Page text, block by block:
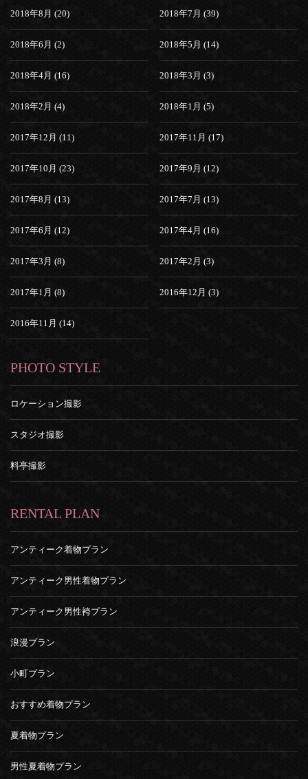
2018年8月 (20) 2018年7月 (39)
2018年6月 (2) 2018年5月 (14)
2018年4月 (16) 2018年3月 (3)
2018年2月 (4) 2018年1月 (5)
2017年12月 (11) 2017年11月 (17)
2017年10月 (23) 2017年9月 (12)
2017年8月 (13) 2017年7月 (13)
2017年6月 (12) 2017年4月 (16)
2017年3月 (8) 2017年2月 (3)
2017年1月 (8) 2016年12月 (3)
2016年11月 (14)
PHOTO STYLE
ロケーション撮影
スタジオ撮影
料亭撮影
RENTAL PLAN
アンティーク着物プラン
アンティーク男性着物プラン
アンティーク男性袴プラン
浪漫プラン
小町プラン
おすすめ着物プラン
夏着物プラン
男性夏着物プラン